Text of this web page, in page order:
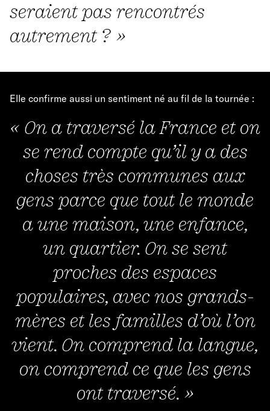
seraient pas rencontrés
autrement ? »
Elle confirme aussi un sentiment né au fil de la tournée :
« On a traversé la France et on
se rend compte qu’il y a des
choses très communes aux
gens parce que tout le monde
a une maison, une enfance,
un quartier. On se sent
proches des espaces
populaires, avec nos grands-
mères et les familles d’où l’on
vient. On comprend la langue,
on comprend ce que les gens
ont traversé. »